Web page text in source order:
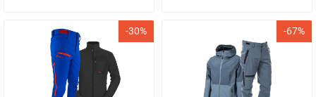
-30% -67%